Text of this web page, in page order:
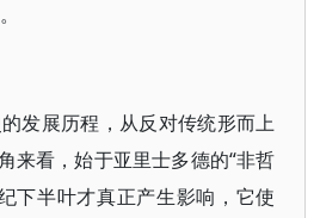
发展历程，从反对传统形而上
来看，始于亚里士多德的“非哲
下半叶才真正产生影响，它使